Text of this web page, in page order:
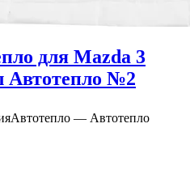
для Mazda 3
Автотепло №2
Автотепло — Автотепло